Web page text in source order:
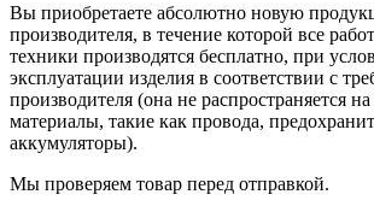
Вы приобретаете абсолютно новую
производителя, в течение которой все
техники производятся бесплатно, при
эксплуатации изделия в соответствии с
производителя (она не распространяется
материалы, такие как провода,
аккумуляторы).
Мы проверяем товар перед отправкой.